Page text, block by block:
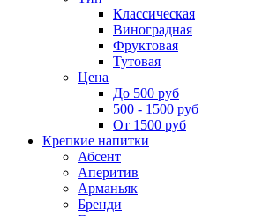
Классическая
Виноградная
Фруктовая
Тутовая
Цена
До 500 руб
500 - 1500 руб
От 1500 руб
Крепкие напитки
Абсент
Аперитив
Арманьяк
Бренди